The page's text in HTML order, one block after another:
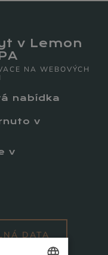
v Lemon
NA WEBOVÝCH
nabídka
v
v
DATA